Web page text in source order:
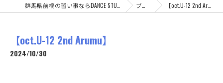
ブログ 【oct.U-12 2nd Arumu】
【oct.U-12 2nd Arumu】
2024/10/30